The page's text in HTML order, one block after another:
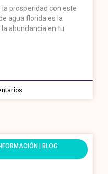
la prosperidad con este
agua florida es la
abundancia en tu
| BLOG